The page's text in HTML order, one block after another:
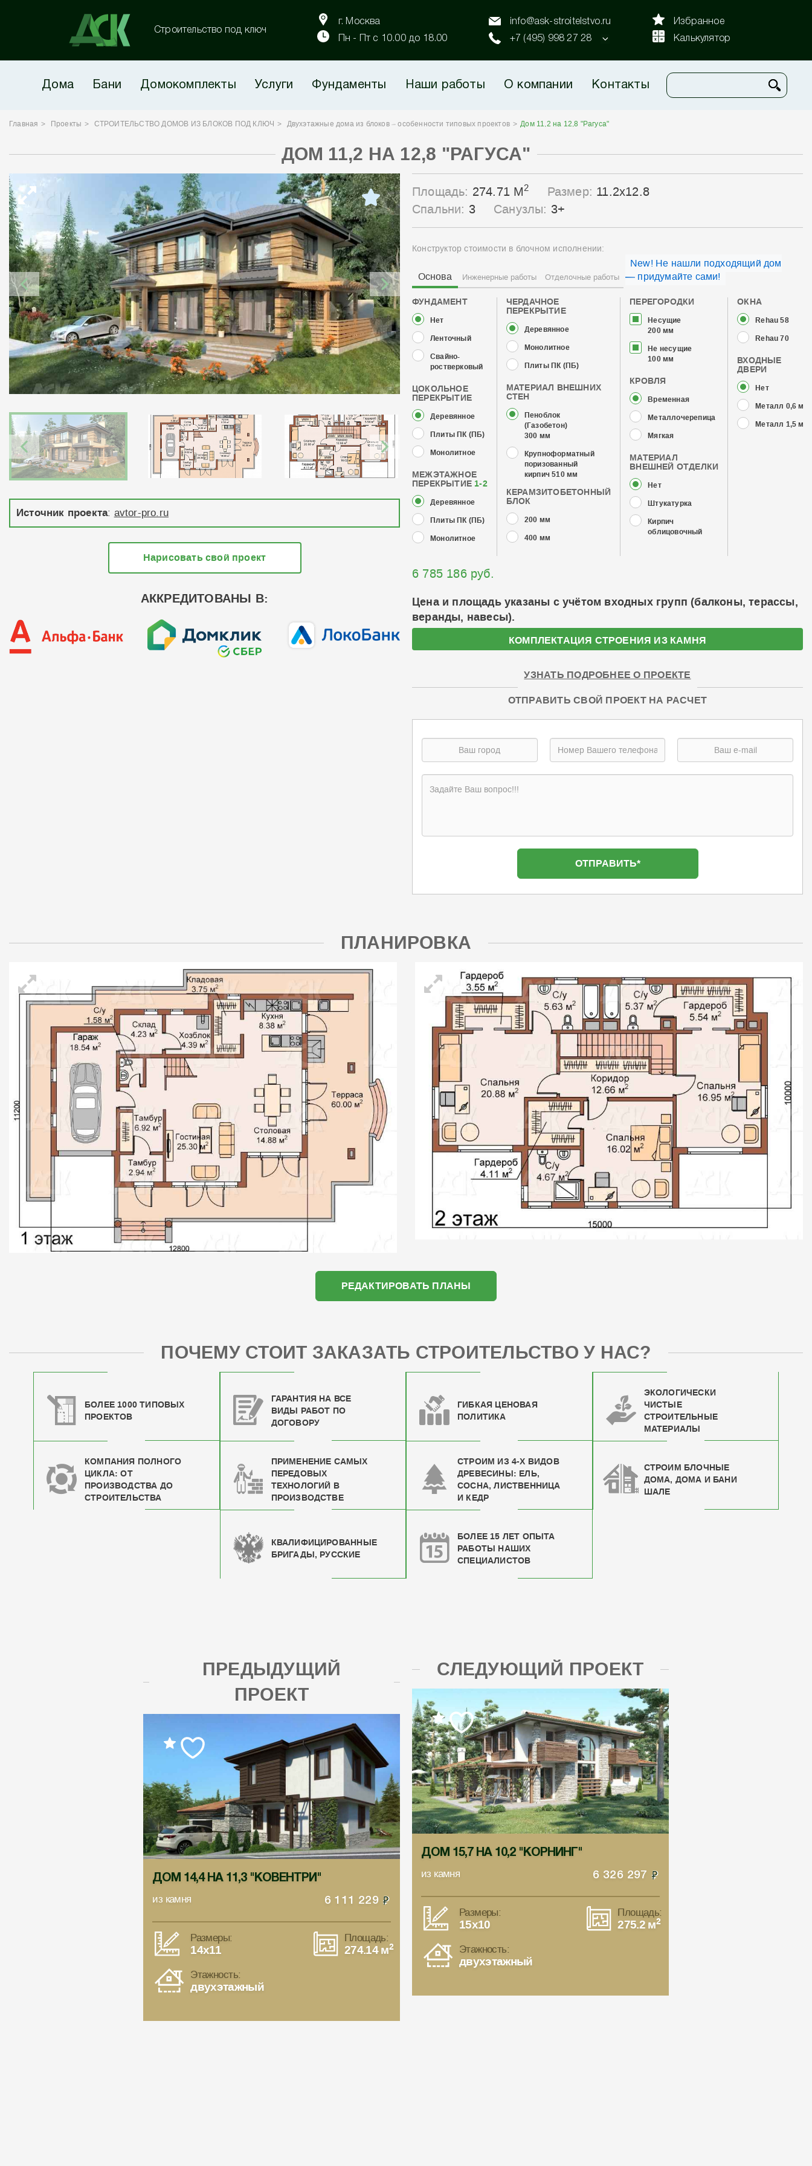
Строительство под ключ
г. Москва
Пн - Пт с 10.00 до 18.00
info@ask-stroitelstvo.ru
+7 (495) 998 27 28
Избранное
Калькулятор
Дома Бани Домокомплекты Услуги Фундаменты Наши работы О компании Контакты
Главная Проекты СТРОИТЕЛЬСТВО ДОМОВ ИЗ БЛОКОВ ПОД КЛЮЧ Двухэтажные дома из блоков – особенности типовых проектов Дом 11,2 на 12,8 "Рагуса"
ДОМ 11,2 НА 12,8 "РАГУСА"
Источник проекта: avtor-pro.ru
Нарисовать свой проект
АККРЕДИТОВАНЫ В:
Площадь: 274.71 М2 Размер: 11.2x12.8
Спальни: 3 Санузлы: 3+
Конструктор стоимости в блочном исполнении:
New! Не нашли подходящий дом
— придумайте сами!
Основа Инженерные работы Отделочные работы
ФУНДАМЕНТ
Нет
Ленточный
Свайно-
ростверковый
ЦОКОЛЬНОЕ
ПЕРЕКРЫТИЕ
Деревянное
Плиты ПК (ПБ)
Монолитное
МЕЖЭТАЖНОЕ
ПЕРЕКРЫТИЕ 1-2
Деревянное
Плиты ПК (ПБ)
Монолитное
ЧЕРДАЧНОЕ
ПЕРЕКРЫТИЕ
Деревянное
Монолитное
Плиты ПК (ПБ)
МАТЕРИАЛ ВНЕШНИХ
СТЕН
Пеноблок
(Газобетон)
300 мм
Крупноформатный
поризованный
кирпич 510 мм
КЕРАМЗИТОБЕТОННЫЙ
БЛОК
200 мм
400 мм
ПЕРЕГОРОДКИ
Несущие
200 мм
Не несущие
100 мм
КРОВЛЯ
Временная
Металлочерепица
Мягкая
МАТЕРИАЛ
ВНЕШНЕЙ ОТДЕЛКИ
Нет
Штукатурка
Кирпич
облицовочный
ОКНА
Rehau 58
Rehau 70
ВХОДНЫЕ
ДВЕРИ
Нет
Металл 0,6 мм
Металл 1,5 мм
6 785 186 руб.
Цена и площадь указаны с учётом входных групп (балконы, терассы,
веранды, навесы).
КОМПЛЕКТАЦИЯ СТРОЕНИЯ ИЗ КАМНЯ
УЗНАТЬ ПОДРОБНЕЕ О ПРОЕКТЕ
ОТПРАВИТЬ СВОЙ ПРОЕКТ НА РАСЧЕТ
ПЛАНИРОВКА
РЕДАКТИРОВАТЬ ПЛАНЫ
ПОЧЕМУ СТОИТ ЗАКАЗАТЬ СТРОИТЕЛЬСТВО У НАС?
БОЛЕЕ 1000 ТИПОВЫХ
ПРОЕКТОВ
ГАРАНТИЯ НА ВСЕ
ВИДЫ РАБОТ ПО
ДОГОВОРУ
ГИБКАЯ ЦЕНОВАЯ
ПОЛИТИКА
ЭКОЛОГИЧЕСКИ
ЧИСТЫЕ
СТРОИТЕЛЬНЫЕ
МАТЕРИАЛЫ
КОМПАНИЯ ПОЛНОГО
ЦИКЛА: ОТ
ПРОИЗВОДСТВА ДО
СТРОИТЕЛЬСТВА
ПРИМЕНЕНИЕ САМЫХ
ПЕРЕДОВЫХ
ТЕХНОЛОГИЙ В
ПРОИЗВОДСТВЕ
СТРОИМ ИЗ 4-Х ВИДОВ
ДРЕВЕСИНЫ: ЕЛЬ,
СОСНА, ЛИСТВЕННИЦА
И КЕДР
СТРОИМ БЛОЧНЫЕ
ДОМА, ДОМА И БАНИ
ШАЛЕ
КВАЛИФИЦИРОВАННЫЕ
БРИГАДЫ, РУССКИЕ
БОЛЕЕ 15 ЛЕТ ОПЫТА
РАБОТЫ НАШИХ
СПЕЦИАЛИСТОВ
ПРЕДЫДУЩИЙ
ПРОЕКТ
ДОМ 14,4 НА 11,3 "КОВЕНТРИ"
из камня 6 111 229
Размеры:
14x11
Площадь:
274.14 м2
Этажность:
двухэтажный
СЛЕДУЮЩИЙ ПРОЕКТ
ДОМ 15,7 НА 10,2 "КОРНИНГ"
из камня 6 326 297
Размеры:
15x10
Площадь:
275.2 м2
Этажность:
двухэтажный